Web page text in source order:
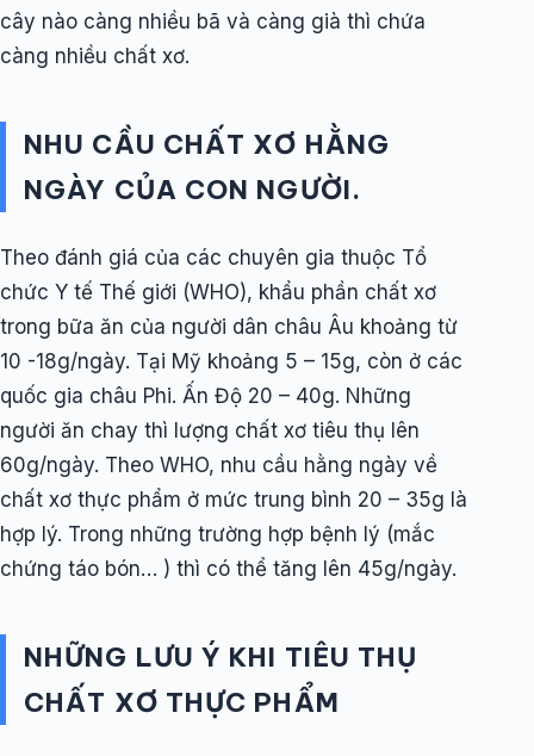
cây nào càng nhiều bã và càng già thì chứa
càng nhiều chất xơ.
NHU CẦU CHẤT XƠ HẰNG
NGÀY CỦA CON NGƯỜI.
Theo đánh giá của các chuyên gia thuộc Tổ
chức Y tế Thế giới (WHO), khẩu phần chất xơ
trong bữa ăn của người dân châu Âu khoảng từ
10 -18g/ngày. Tại Mỹ khoảng 5 – 15g, còn ở các
quốc gia châu Phi. Ấn Độ 20 – 40g. Những
người ăn chay thì lượng chất xơ tiêu thụ lên
60g/ngày. Theo WHO, nhu cầu hằng ngày về
chất xơ thực phẩm ở mức trung bình 20 – 35g là
hợp lý. Trong những trường hợp bệnh lý (mắc
chứng táo bón… ) thì có thể tăng lên 45g/ngày.
NHỮNG LƯU Ý KHI TIÊU THỤ
CHẤT XƠ THỰC PHẨM